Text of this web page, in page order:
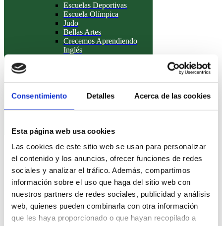
Consentimiento Detalles Acerca de las cookies
Esta página web usa cookies
Las cookies de este sitio web se usan para personalizar
el contenido y los anuncios, ofrecer funciones de redes
sociales y analizar el tráfico. Además, compartimos
información sobre el uso que haga del sitio web con
nuestros partners de redes sociales, publicidad y análisis
web, quienes pueden combinarla con otra información
que les haya proporcionado o que hayan recopilado a
Escuelas Deportivas
Escuela Olímpica
Judo
Bellas Artes
Crecemos Aprendiendo
Inglés
Summer Camp
Campamentos de Verano en el
Preguntas Frecuentes
Conócenos
Acceso a Familias
Intranet